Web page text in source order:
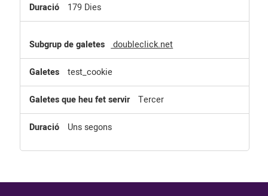
179 Dies
doubleclick.net
test_cookie
Tercer
Uns segons